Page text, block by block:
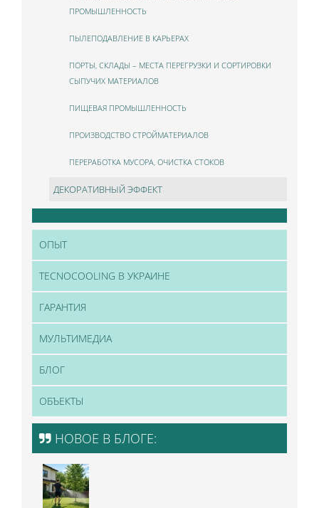
ПРОМЫШЛЕННОСТЬ
ПЫЛЕПОДАВЛЕНИЕ В КАРЬЕРАХ
ПОРТЫ, СКЛАДЫ – МЕСТА ПЕРЕГРУЗКИ И СОРТИРОВКИ
СЫПУЧИХ МАТЕРИАЛОВ
ПИЩЕВАЯ ПРОМЫШЛЕННОСТЬ
ПРОИЗВОДСТВО СТРОЙМАТЕРИАЛОВ
ПЕРЕРАБОТКА МУСОРА, ОЧИСТКА СТОКОВ
ДЕКОРАТИВНЫЙ ЭФФЕКТ
ОПЫТ
TECNOCOOLING В УКРАИНЕ
ГАРАНТИЯ
МУЛЬТИМЕДИА
БЛОГ
ОБЪЕКТЫ
НОВОЕ В БЛОГЕ: